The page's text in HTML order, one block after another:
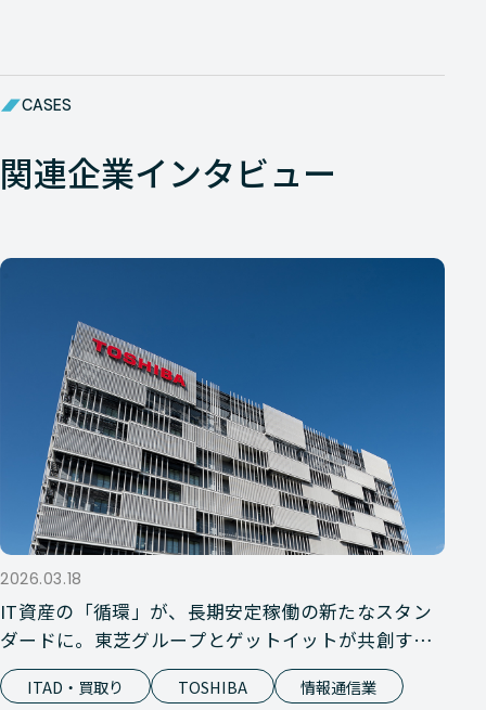
CASES
関連企業インタビュー
2026.03.18
IT資産の「循環」が、長期安定稼働の新たなスタン
ダードに。東芝グループとゲットイットが共創す
る、持続可能な保守部材エコシステム（前編：買取
りサービス）
ITAD・買取り TOSHIBA 情報通信業